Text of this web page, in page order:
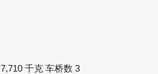
7,710 千克 车桥数 3